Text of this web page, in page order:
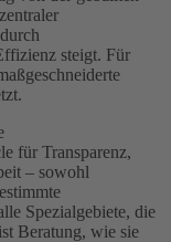
steigt. Für
für Transparenz,
– sowohl
Spezialgebiete, die
Beratung, wie sie